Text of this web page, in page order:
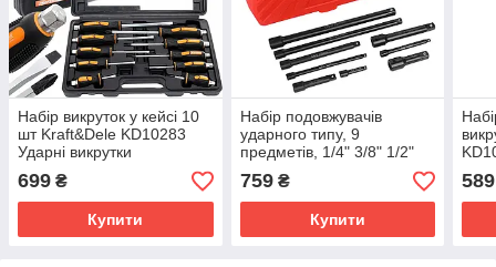
Набір викруток у кейсі 10
шт Kraft&Dele KD10283
Ударні викрутки
699 ₴
Купити
Набір подовжувачів
ударного типу, 9
предметів, 1/4" 3/8" 1/2"
KD12532
759₴
Купити
589